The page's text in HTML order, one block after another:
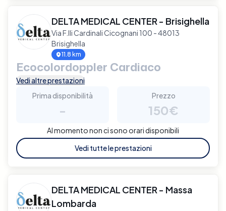
DELTA MEDICAL CENTER - Brisighella
Via F.lli Cardinali Cicognani 100 - 48013
Brisighella
11.8 km
Ecocolordoppler Cardiaco
Vedi altre prestazioni
Prima disponibilità
-
Prezzo
150€
Al momento non ci sono orari disponibili
Vedi tutte le prestazioni
DELTA MEDICAL CENTER - Massa
Lombarda